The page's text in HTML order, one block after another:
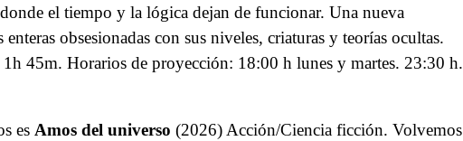
el tiempo y la lógica dejan de funcionar. Una nueva
obsesionadas con sus niveles, criaturas y teorías ocultas.
1h 45m. Horarios de proyección: 18:00 h lunes y martes. 23:30 h.
es Amos del universo (2026) Acción/Ciencia ficción. Volvemos